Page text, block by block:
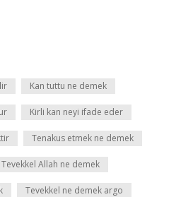
Kan tuttu ne demek
Kirli kan neyi ifade eder
Tenakus etmek ne demek
Tevekkel Allah ne demek
Tevekkel ne demek argo